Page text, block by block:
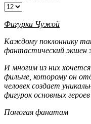
Фигурки Чужой
Каждому поклоннику
фантастический экшен
И многим из них
фильме, которому он
человек создает
фигурок основных
Помогая фанатам